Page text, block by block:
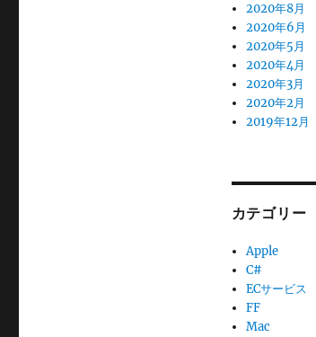
2020年8月
2020年6月
2020年5月
2020年4月
2020年3月
2020年2月
2019年12月
カテゴリー
Apple
C#
ECサービス
FF
Mac